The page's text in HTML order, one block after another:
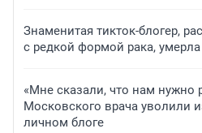
Знаменитая тикток-блогер,
с редкой формой рака, умерла
«Мне сказали, что нам нужно
Московского врача уволили
личном блоге